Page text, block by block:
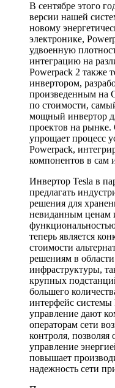
В сентябре этого
версии нашей
новому
электронике,
удвоенную
интеграцию на
Powerpack 2 также
инвертором,
произведенным на
по стоимости,
мощный инвертор
проектов на рынке.
упрощает процесс
Powerpack,
компонентов в сам
Инвертор Tesla в
предлагать
решения для
невиданным ценам
теперь является
стоимости
решениям в
инфраструктуры,
крупных
большего
интерфейс
управление дают
операторам сети
контроля, позволяя
управление
повышает
надежность сети